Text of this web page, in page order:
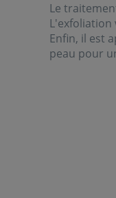
Le
L'exfoliation
Enfin, il est
peau pour